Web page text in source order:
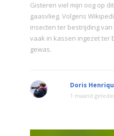
Gisteren viel mijn oog op
gaasvlieg. Volgens
insecten ter bestrijding
vaak in kassen ingezet ter
gewas.
Doris
1 maand